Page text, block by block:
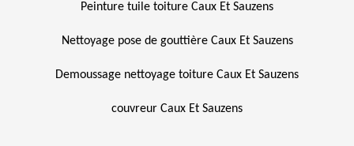
Peinture tuile toiture Caux Et Sauzens
Nettoyage pose de gouttière Caux Et Sauzens
Demoussage nettoyage toiture Caux Et Sauzens
couvreur Caux Et Sauzens